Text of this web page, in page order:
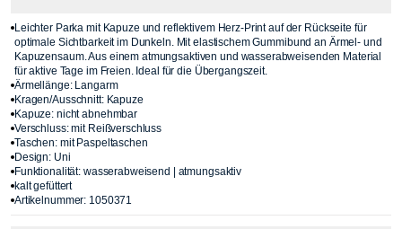
Leichter Parka mit Kapuze und reflektivem Herz-Print auf der Rückseite für
optimale Sichtbarkeit im Dunkeln. Mit elastischem Gummibund an Ärmel- und
Kapuzensaum. Aus einem atmungsaktiven und wasserabweisenden Material
für aktive Tage im Freien. Ideal für die Übergangszeit.
Ärmellänge: Langarm
Kragen/Ausschnitt: Kapuze
Kapuze: nicht abnehmbar
Verschluss: mit Reißverschluss
Taschen: mit Paspeltaschen
Design: Uni
Funktionalität: wasserabweisend | atmungsaktiv
kalt gefüttert
Artikelnummer: 1050371